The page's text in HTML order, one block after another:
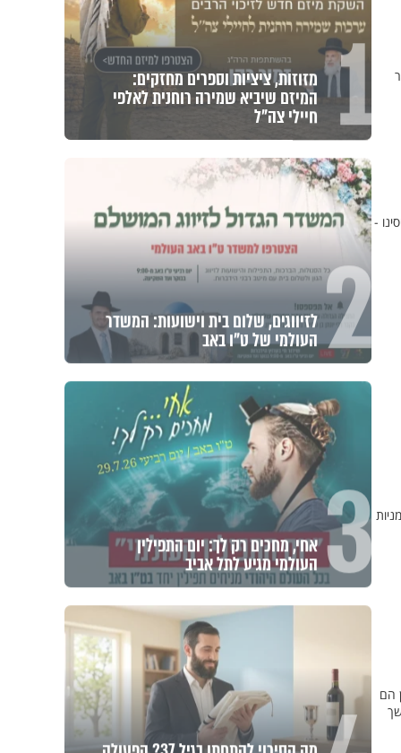
-
הם
1 מזוזות, ציציות וספרים מחזקים:
המיזם שיביא שמירה רוחנית לאלפי
חיילי צה"ל
2 לזיווגים, שלום בית וישועות: המשדר
העולמי של ט"ו באב
3 אחי, מחכים רק לך: יום התפילין
העולמי מגיע לתל אביב
מה הסיכוי להתחתן בגיל 37? הפעולה